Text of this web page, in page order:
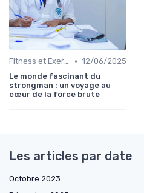
Fitness et Exercices • 12/06/2025
Le monde fascinant du
strongman : un voyage au
cœur de la force brute
Les articles par date
Octobre 2023